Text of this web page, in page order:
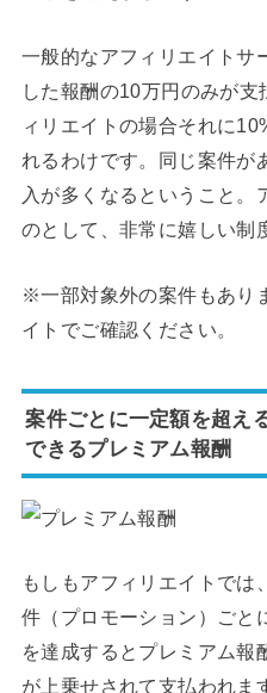
一般的なアフィリエイトサ
した報酬の10万円のみが
ィリエイトの場合それに
れるわけです。同じ案件が
入が多くなるということ。
のとして、非常に嬉しい制
※一部対象外の案件もあり
イトでご確認ください。
案件ごとに一定額を超え
できるプレミアム報酬
もしもアフィリエイトでは
件（プロモーション）ごと
を達成するとプレミアム報
が上乗せされて支払われま